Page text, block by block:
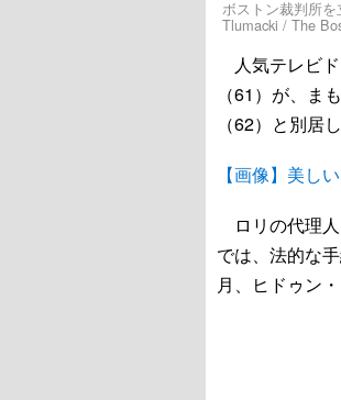
ボストン裁判所
Tlumacki / The
人気テレビ
（61）が、ま
（62）と別居し
【画像】美し
ロリの代理
では、法的な
月、ヒドゥン